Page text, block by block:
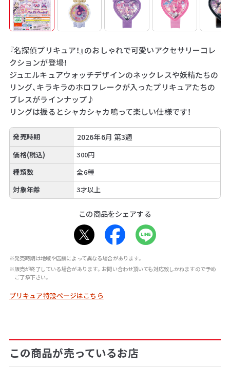
『名探偵プリキュア！』のおしゃれで可愛いアクセサリーコレ
クションが登場！
ジュエルキュアウォッチデザインのネックレスや妖精たちの
リング、キラキラのホロフレークが入ったプリキュアたちの
ブレスがラインナップ♪
リングは振るとシャカシャカ鳴って楽しい仕様です！
発売時期 2026年6月 第3週
価格(税込)
300円
種類数
全6種
対象年齢
3才以上
この商品をシェアする
※発売時期は地域や店舗によって異なる場合があります。
※販売が終了している場合があります。お問い合わせ頂いても対応致しかねますので予め
ご了承下さい。
プリキュア特設ページはこちら
この商品が売っているお店